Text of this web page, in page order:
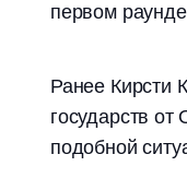
первом
Ранее Кирсти
государств
подобной